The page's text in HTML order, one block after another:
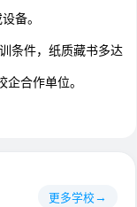
备。
条件，纸质藏书多达
合作单位。
更多学校